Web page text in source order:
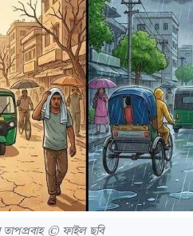
© ফাইল ছবি